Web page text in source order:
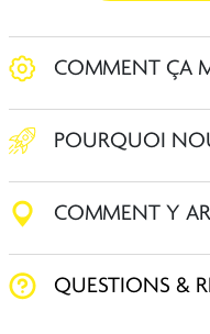
COMMENT ÇA
POURQUOI
COMMENT Y
QUESTIONS &